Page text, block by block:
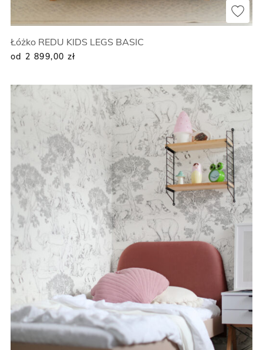
Łóżko REDU KIDS LEGS BASIC
od 2 899,00 zł